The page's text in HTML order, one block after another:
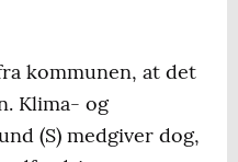
kommunen, at det
Klima- og
(S) medgiver dog,